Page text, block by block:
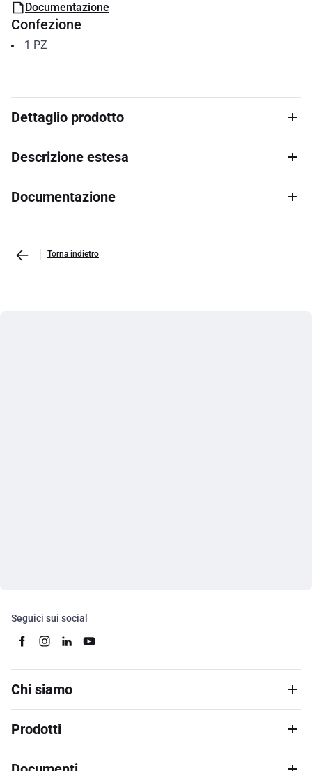
Documentazione
Confezione
1 PZ
Dettaglio prodotto
Descrizione estesa
Documentazione
Torna indietro
Seguici sui social
Chi siamo
Prodotti